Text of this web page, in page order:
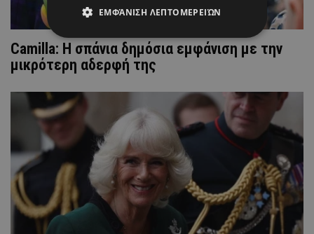
Camilla: Η σπάνια δημόσια εμφάνιση με την
μικρότερη αδερφή της
ΕΜΦΆΝΙΣΗ ΛΕΠΤΟΜΕΡΕΙΏΝ